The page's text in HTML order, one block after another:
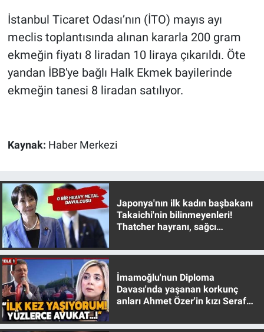
İstanbul Ticaret Odası’nın (İTO) mayıs ayı
meclis toplantısında alınan kararla 200 gram
ekmeğin fiyatı 8 liradan 10 liraya çıkarıldı. Öte
yandan İBB'ye bağlı Halk Ekmek bayilerinde
ekmeğin tanesi 8 liradan satılıyor.
Kaynak: Haber Merkezi
Japonya'nın ilk kadın başbakanı
Takaichi'nin bilinmeyenleri!
Thatcher hayranı, sağcı
İmamoğlu'nun Diploma
Davası'nda yaşanan korkunç
anları Ahmet Özer'in kızı Seraf